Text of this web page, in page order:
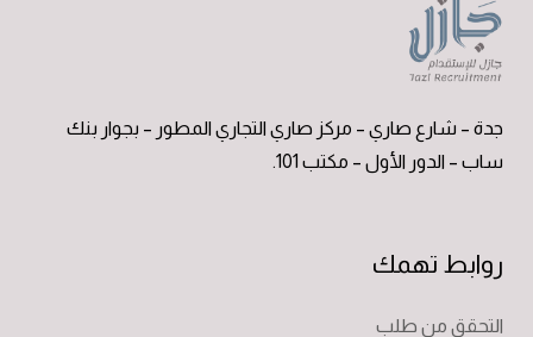
جدة – شارع صاري – مركز صاري التجاري المطور – بجوار بنك
ساب – الدور الأول – مكتب 101.
روابط تهمك
التحقق من طلب